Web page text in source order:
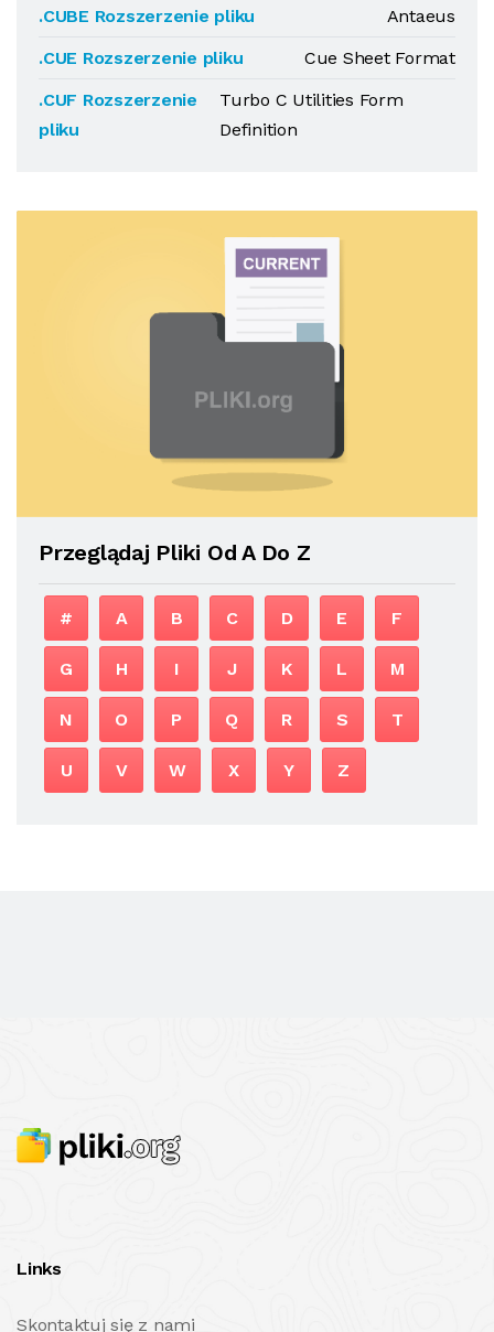
.CUBE Rozszerzenie pliku
Antaeus
.CUE Rozszerzenie pliku
Cue Sheet Format
.CUF Rozszerzenie
pliku
Turbo C Utilities Form
Definition
Przeglądaj Pliki Od A Do Z
# A B C D E F
G H I J K L M
N O P Q R S T
U V W X Y Z
Links
Skontaktuj się z nami